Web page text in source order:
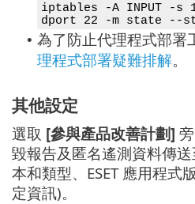
iptables -A INPUT -
dport 22 -m state --
• 為了防止代理程式部署
理程式部署疑難排解。
其他設定
選取 [參與產品改善計劃]
毀報告及匿名遙測資料傳送
本和類型、ESET 應用程式
定資訊)。